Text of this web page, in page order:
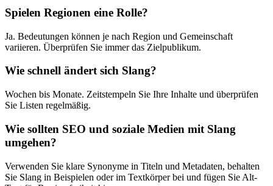
Spielen Regionen eine Rolle?
Ja. Bedeutungen können je nach Region und Gemeinschaft
variieren. Überprüfen Sie immer das Zielpublikum.
Wie schnell ändert sich Slang?
Wochen bis Monate. Zeitstempeln Sie Ihre Inhalte und überprüfen
Sie Listen regelmäßig.
Wie sollten SEO und soziale Medien mit Slang
umgehen?
Verwenden Sie klare Synonyme in Titeln und Metadaten, behalten
Sie Slang in Beispielen oder im Textkörper bei und fügen Sie Alt-